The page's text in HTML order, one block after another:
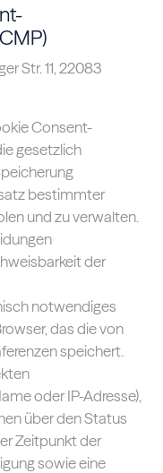
Str. 11, 22083
Consent-
gesetzlich
bestimmter
und zu verwalten.
der
notwendiges
das die von
speichert.
oder IP-Adresse),
über den Status
Zeitpunkt der
sowie eine